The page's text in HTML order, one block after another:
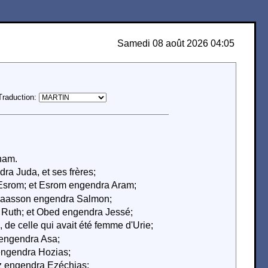
Samedi 08 août 2026 04:05
Juda, et ses frères;
et Esrom engendra Aram;
engendra Salmon;
et Obed engendra Jessé;
celle qui avait été femme d'Urie;
Asa;
Hozias;
engendra Ezéchias;